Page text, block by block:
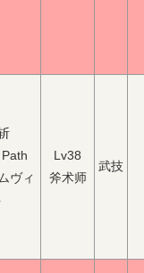
ヴィ
Lv38
斧术师
武技